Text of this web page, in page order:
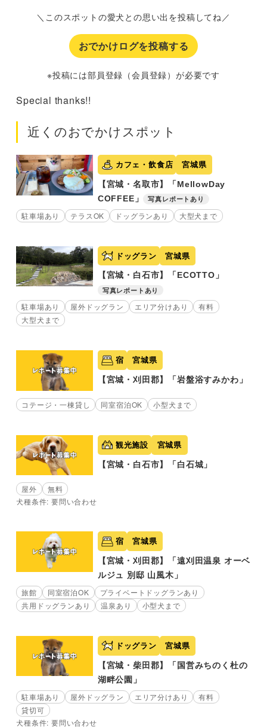
＼このスポットの愛犬との思い出を投稿してね／
おでかけログを投稿する
※投稿には部員登録（会員登録）が必要です
Special thanks!!
近くのおでかけスポット
カフェ・飲食店 宮城県
【宮城・名取市】「MellowDay
COFFEE」
写真レポートあり
駐車場あり テラスOK ドッグランあり 大型犬まで
ドッグラン 宮城県
【宮城・白石市】「ECOTTO」
写真レポートあり
駐車場あり 屋外ドッグラン エリア分けあり
有料
大型犬まで
宿 宮城県
【宮城・刈田郡】「岩盤浴すみかわ」
コテージ・一棟貸し 同室宿泊OK 小型犬まで
観光施設 宮城県
【宮城・白石市】「白石城」
屋外
無料
犬種条件: 要問い合わせ
宿 宮城県
【宮城・刈田郡】「遠刈田温泉 オーベ
ルジュ 別邸 山風木」
旅館 同室宿泊OK
プライベートドッグランあり
共用ドッグランあり
温泉あり 小型犬まで
ドッグラン 宮城県
【宮城・柴田郡】「国営みちのく杜の
湖畔公園」
駐車場あり 屋外ドッグラン エリア分けあり
有料
貸切可
犬種条件: 要問い合わせ